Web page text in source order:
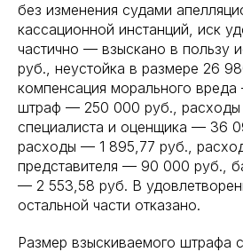
без изменения судами
кассационной инстанций, иск
частично — взыскано в пользу
руб., неустойка в размере 26
компенсация морального
штраф — 250 000 руб., расходы
специалиста и оценщика — 36
расходы — 1 895,77 руб.,
представителя — 90 000 руб.,
— 2 553,58 руб. В
остальной части отказано.
Размер взыскиваемого штрафа